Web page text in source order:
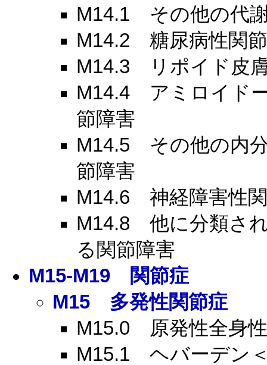
M14.1 その他の代
M14.2 糖尿病性関
M14.3 リポイド皮
M14.4 アミロイド
節障害
M14.5 その他の内
節障害
M14.6 神経障害性
M14.8 他に分類さ
る関節障害
M15-M19 関節症
M15 多発性関節症
M15.0 原発性全身
M15.1 ヘバーデン＜